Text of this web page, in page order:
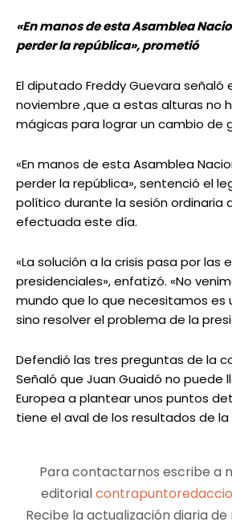
«En manos de esta Asamblea
perder la república», prometió
El diputado Freddy Guevara señaló
noviembre ,que a estas alturas no
mágicas para lograr un cambio de
«En manos de esta Asamblea
perder la república», sentenció el
político durante la sesión ordinaria
efectuada este día.
«La solución a la crisis pasa por las
presidenciales», enfatizó. «No
mundo que lo que necesitamos es
sino resolver el problema de la
Defendió las tres preguntas de la
Señaló que Juan Guaidó no puede
Europea a plantear unos puntos
tiene el aval de los resultados de la
Para contactarnos escribe a
editorial
Recibe la actualización diaria